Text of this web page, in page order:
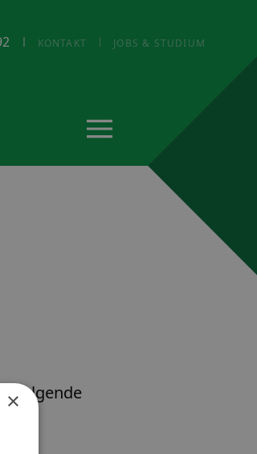
KONTAKT JOBS & STUDIUM
folgende
×